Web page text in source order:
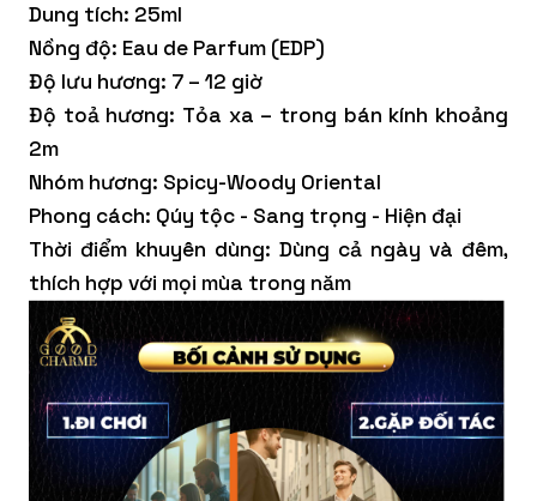
Dung tích: 25ml
Nồng độ: Eau de Parfum (EDP)
Độ lưu hương: 7 – 12 giờ
Độ toả hương: Tỏa xa – trong bán kính khoảng
2m
Nhóm hương: Spicy-Woody Oriental
Phong cách: Qúy tộc - Sang trọng - Hiện đại
Thời điểm khuyên dùng: Dùng cả ngày và đêm,
thích hợp với mọi mùa trong năm